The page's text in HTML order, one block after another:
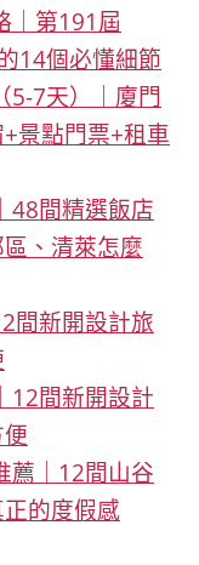
｜第191屆
14個必懂細節
5-7天）｜廈門
景點門票+租車
48間精選飯店
、清萊怎麼
間新開設計旅
12間新開設計
薦｜12間山谷
的度假感